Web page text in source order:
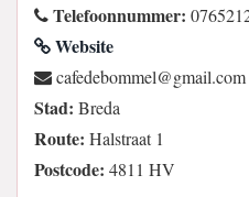
Telefoonnummer:
Website
moc.liamg@lemmobedefac
Stad: Breda
Route: Halstraat 1
Postcode: 4811 HV